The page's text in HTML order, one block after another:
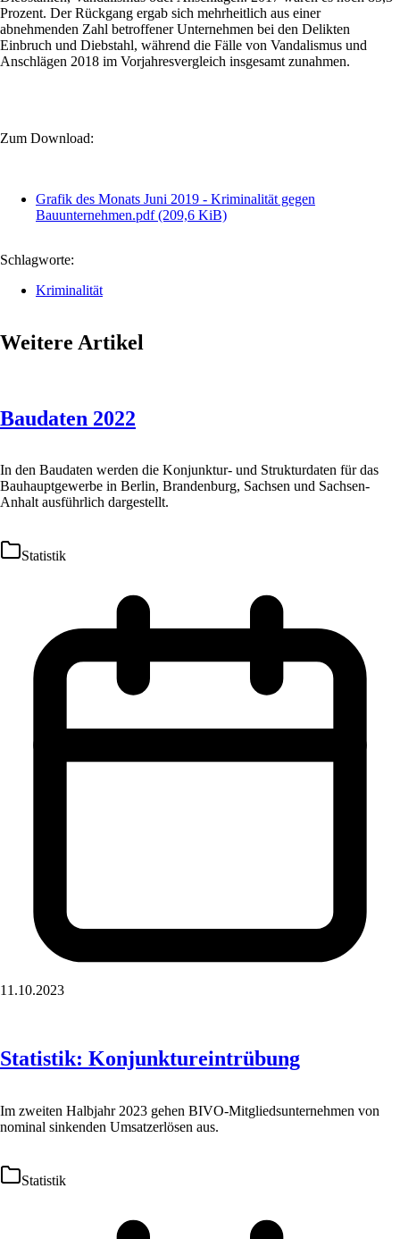
Prozent. Der Rückgang ergab sich mehrheitlich aus einer
abnehmenden Zahl betroffener Unternehmen bei den Delikten
Einbruch und Diebstahl, während die Fälle von Vandalismus und
Anschlägen 2018 im Vorjahresvergleich insgesamt zunahmen.
Zum Download:
Grafik des Monats Juni 2019 - Kriminalität gegen
Bauunternehmen.pdf(209,6 KiB)
Schlagworte:
Kriminalität
Weitere Artikel
Baudaten 2022
In den Baudaten werden die Konjunktur- und Strukturdaten für das
Bauhauptgewerbe in Berlin, Brandenburg, Sachsen und Sachsen-
Anhalt ausführlich dargestellt.
Statistik
11.10.2023
Statistik: Konjunktureintrübung
Im zweiten Halbjahr 2023 gehen BIVO-Mitgliedsunternehmen von
nominal sinkenden Umsatzerlösen aus.
Statistik